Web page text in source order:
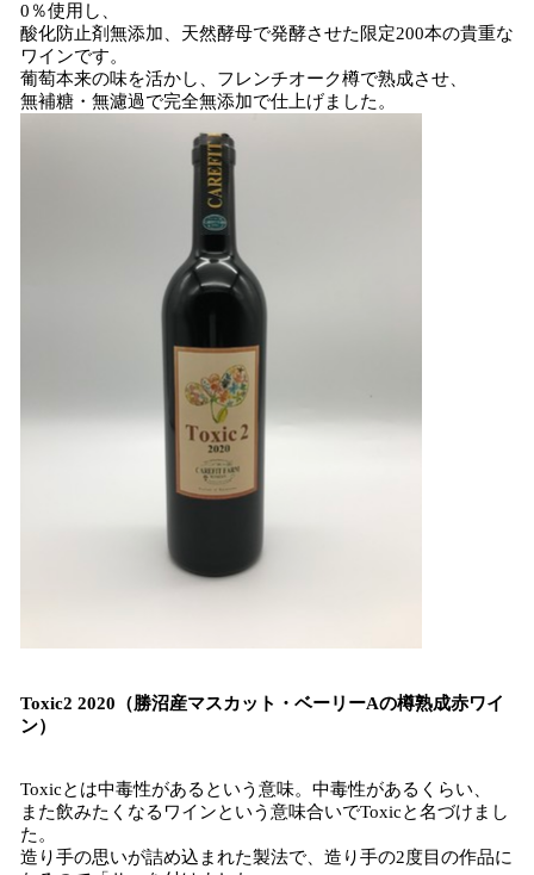
0％使用し、
酸化防止剤無添加、天然酵母で発酵させた限定200本の貴重な
ワインです。
葡萄本来の味を活かし、フレンチオーク樽で熟成させ、
無補糖・無濾過で完全無添加で仕上げました。
Toxic2 2020（勝沼産マスカット・ベーリーAの樽熟成赤ワイ
ン）
Toxicとは中毒性があるという意味。中毒性があるくらい、
また飲みたくなるワインという意味合いでToxicと名づけまし
た。
造り手の思いが詰め込まれた製法で、造り手の2度目の作品に